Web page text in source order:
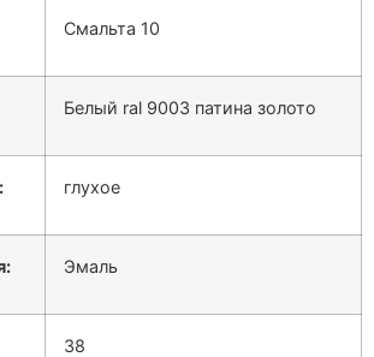
Смальта 10
Белый ral 9003 патина золото
глухое
Эмаль
38